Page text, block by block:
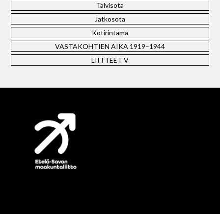
Talvisota
Jatkosota
Kotirintama
VASTAKOHTIEN AIKA 1919–1944
LIITTEET V